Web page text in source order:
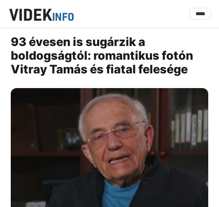
93 évesen is sugárzik a
boldogságtól: romantikus fotón
Vitray Tamás és fiatal felesége